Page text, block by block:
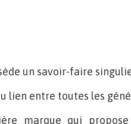
un savoir-faire
lien entre toutes les
marque qui